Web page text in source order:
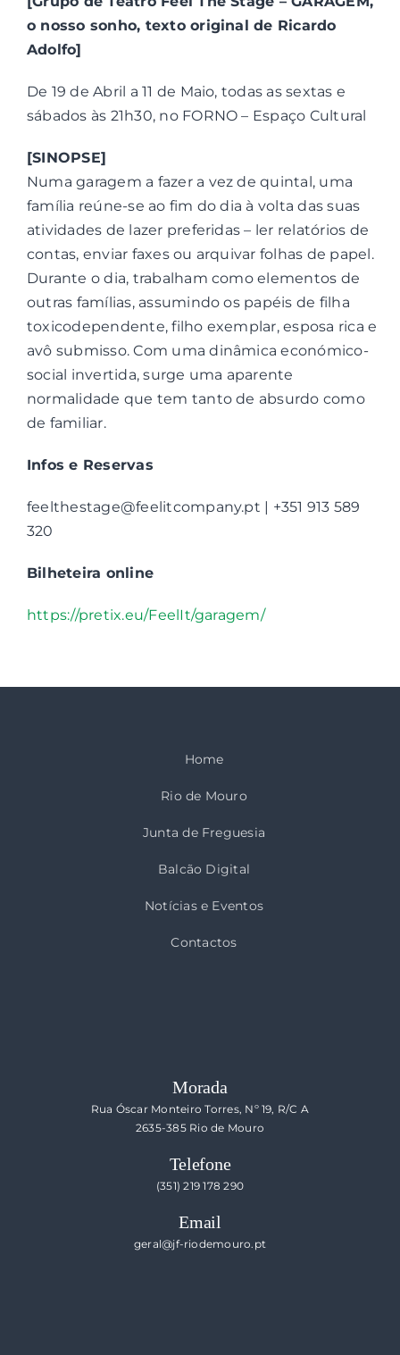
o nosso sonho, texto original de Ricardo
Adolfo]
De 19 de Abril a 11 de Maio, todas as sextas e
sábados às 21h30, no FORNO – Espaço Cultural
[SINOPSE]
Numa garagem a fazer a vez de quintal, uma
família reúne-se ao fim do dia à volta das suas
atividades de lazer preferidas – ler relatórios de
contas, enviar faxes ou arquivar folhas de papel.
Durante o dia, trabalham como elementos de
outras famílias, assumindo os papéis de filha
toxicodependente, filho exemplar, esposa rica e
avô submisso. Com uma dinâmica económico-
social invertida, surge uma aparente
normalidade que tem tanto de absurdo como
de familiar.
Infos e Reservas
feelthestage@feelitcompany.pt | +351 913 589
320
Bilheteira online
https://pretix.eu/FeelIt/garagem/
Home
Rio de Mouro
Junta de Freguesia
Balcão Digital
Notícias e Eventos
Contactos
Morada
Rua Óscar Monteiro Torres, Nº 19, R/C A
2635-385 Rio de Mouro
Telefone
(351) 219 178 290
Email
geral@jf-riodemouro.pt